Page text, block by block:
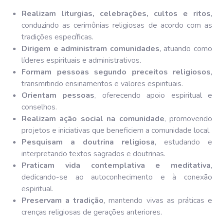
Realizam liturgias, celebrações, cultos e ritos,
conduzindo as cerimônias religiosas de acordo com as
tradições específicas.
Dirigem e administram comunidades, atuando como
líderes espirituais e administrativos.
Formam pessoas segundo preceitos religiosos,
transmitindo ensinamentos e valores espirituais.
Orientam pessoas, oferecendo apoio espiritual e
conselhos.
Realizam ação social na comunidade, promovendo
projetos e iniciativas que beneficiem a comunidade local.
Pesquisam a doutrina religiosa, estudando e
interpretando textos sagrados e doutrinas.
Praticam vida contemplativa e meditativa,
dedicando-se ao autoconhecimento e à conexão
espiritual.
Preservam a tradição, mantendo vivas as práticas e
crenças religiosas de gerações anteriores.